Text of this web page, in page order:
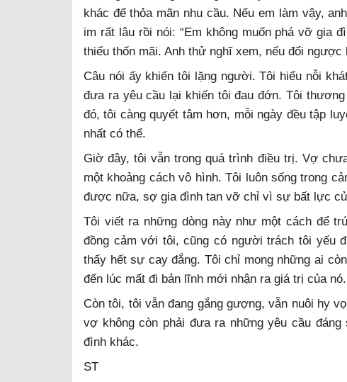
khác để thỏa mãn nhu cầu. Nếu em làm vậy,
im rất lâu rồi nói: “Em không muốn phá vỡ gia
thiếu thốn mãi. Anh thử nghĩ xem, nếu đổi ngược
Câu nói ấy khiến tôi lặng người. Tôi hiểu nỗi
đưa ra yêu cầu lại khiến tôi đau đớn. Tôi
đó, tôi càng quyết tâm hơn, mỗi ngày đều tập
nhất có thể.
Giờ đây, tôi vẫn trong quá trình điều trị. Vợ
một khoảng cách vô hình. Tôi luôn sống trong
được nữa, sợ gia đình tan vỡ chỉ vì sự bất lực
Tôi viết ra những dòng này như một cách để
đồng cảm với tôi, cũng có người trách tôi yếu
thấy hết sự cay đắng. Tôi chỉ mong những ai
đến lúc mất đi bản lĩnh mới nhận ra giá trị của nó.
Còn tôi, tôi vẫn đang gắng gượng, vẫn nuôi hy
vợ không còn phải đưa ra những yêu cầu
đình khác.
ST